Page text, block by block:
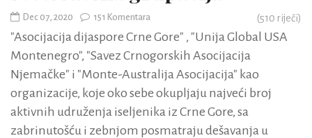
Dec 07, 2020 151 Komentara (510 riječi)
"Asocijacija dijaspore Crne Gore" , "Unija Global USA
Montenegro", "Savez Crnogorskih Asocijacija
Njemačke" i "Monte-Australija Asocijacija" kao
organizacije, koje oko sebe okupljaju najveći broj
aktivnih udruženja iseljenika iz Crne Gore, sa
zabrinutošću i zebnjom posmatraju dešavanja u